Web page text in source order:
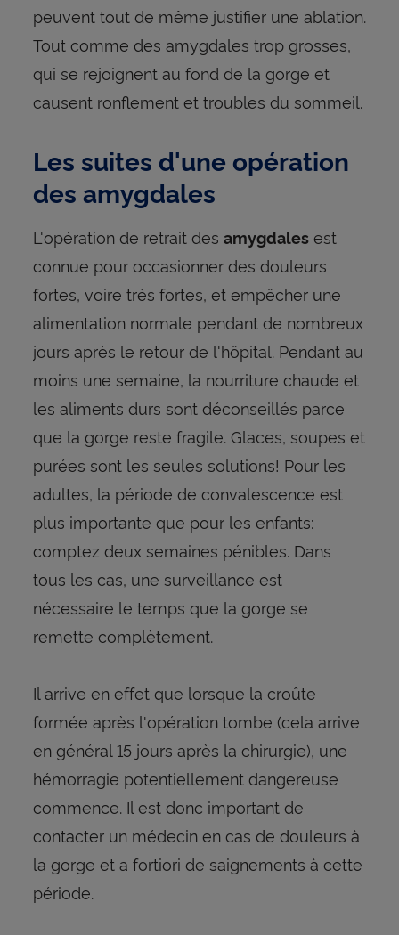
peuvent tout de même justifier une ablation.
Tout comme des amygdales trop grosses,
qui se rejoignent au fond de la gorge et
causent ronflement et troubles du sommeil.
Les suites d'une opération
des amygdales
L'opération de retrait des amygdalesest
connue pour occasionner des douleurs
fortes, voire très fortes, et empêcher une
alimentation normale pendant de nombreux
jours après le retour de l'hôpital. Pendant au
moins une semaine, la nourriture chaude et
les aliments durs sont déconseillés parce
que la gorge reste fragile. Glaces, soupes et
purées sont les seules solutions! Pour les
adultes, la période de convalescence est
plus importante que pour les enfants:
comptez deux semaines pénibles. Dans
tous les cas, une surveillance est
nécessaire le temps que la gorge se
remette complètement.
Il arrive en effet que lorsque la croûte
formée après l'opération tombe (cela arrive
en général 15 jours après la chirurgie), une
hémorragie potentiellement dangereuse
commence. Il est donc important de
contacter un médecin en cas de douleurs à
la gorge et a fortiori de saignements à cette
période.